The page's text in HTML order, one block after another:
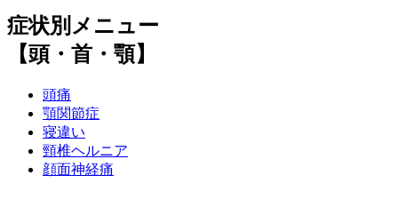
症状別メニュー
【頭・首・顎】
頭痛
顎関節症
寝違い
頸椎ヘルニア
顔面神経痛